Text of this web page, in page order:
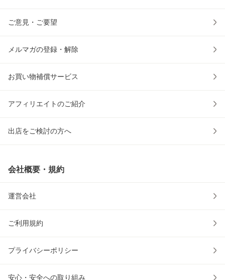
ご意見・ご要望
メルマガの登録・解除
お買い物補償サービス
アフィリエイトのご紹介
出店をご検討の方へ
会社概要・規約
運営会社
ご利用規約
プライバシーポリシー
安心・安全への取り組み